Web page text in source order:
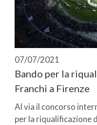
07/07/2021
Bando per la
Franchi a Firenze
Al via il concorso
per la riqualificazione